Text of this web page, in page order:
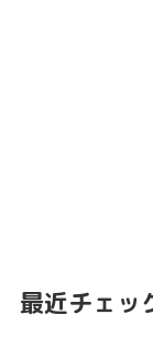
最近チェッ